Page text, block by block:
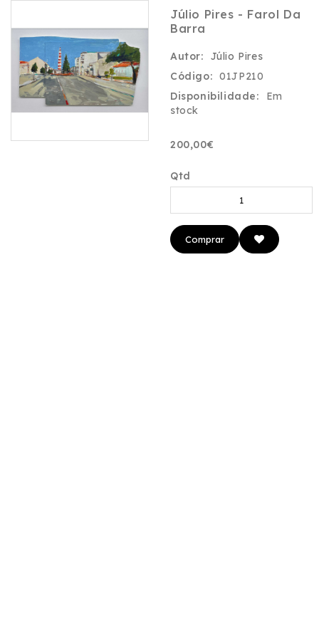
Júlio Pires - Farol Da
Barra
Autor:
Júlio Pires
Código: 01JP210
Disponibilidade:
Em
stock
200,00€
Qtd
Comprar